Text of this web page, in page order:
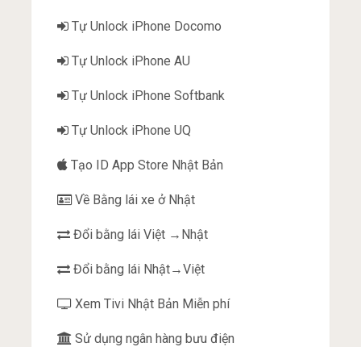
Tự Unlock iPhone Docomo
Tự Unlock iPhone AU
Tự Unlock iPhone Softbank
Tự Unlock iPhone UQ
Tạo ID App Store Nhật Bản
Về Bằng lái xe ở Nhật
Đổi bằng lái Việt →Nhật
Đổi bằng lái Nhật→Việt
Xem Tivi Nhật Bản Miễn phí
Sử dụng ngân hàng bưu điện